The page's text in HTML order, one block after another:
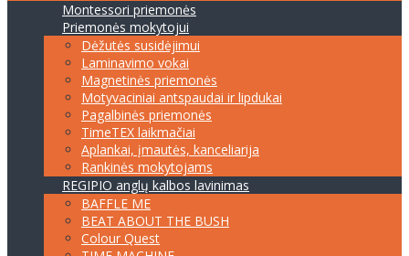
Montessori priemonės
Priemonės mokytojui
Dėžutės susidėjimui
Laminavimo vokai
Magnetinės priemonės
Motyvaciniai antspaudai ir lipdukai
Pagalbinės priemonės
TimeTEX laikmačiai
Aplankai, įmautės, kanceliarija
Rankinės mokytojams
REGIPIO anglų kalbos lavinimas
BAFFLE ME
BEAT ABOUT THE BUSH
Colour Quest